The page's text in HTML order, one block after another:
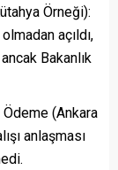
Örneği):
açıldı,
Bakanlık
(Ankara
anlaşması